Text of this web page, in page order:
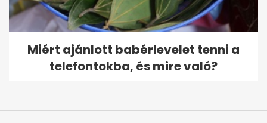
Miért ajánlott babérlevelet tenni a
telefontokba, és mire való?